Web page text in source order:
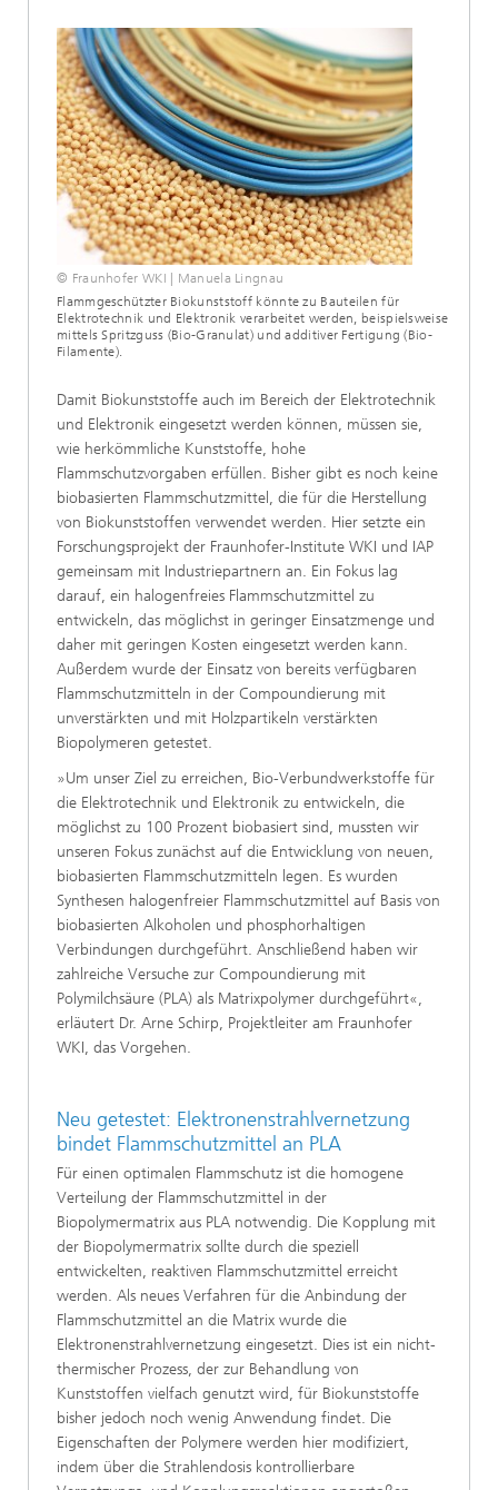
© Fraunhofer WKI | Manuela Lingnau
Flammgeschützter Biokunststoff könnte zu Bauteilen für
Elektrotechnik und Elektronik verarbeitet werden, beispielsweise
mittels Spritzguss (Bio-Granulat) und additiver Fertigung (Bio-
Filamente).
Damit Biokunststoffe auch im Bereich der Elektrotechnik
und Elektronik eingesetzt werden können, müssen sie,
wie herkömmliche Kunststoffe, hohe
Flammschutzvorgaben erfüllen. Bisher gibt es noch keine
biobasierten Flammschutzmittel, die für die Herstellung
von Biokunststoffen verwendet werden. Hier setzte ein
Forschungsprojekt der Fraunhofer-Institute WKI und IAP
gemeinsam mit Industriepartnern an. Ein Fokus lag
darauf, ein halogenfreies Flammschutzmittel zu
entwickeln, das möglichst in geringer Einsatzmenge und
daher mit geringen Kosten eingesetzt werden kann.
Außerdem wurde der Einsatz von bereits verfügbaren
Flammschutzmitteln in der Compoundierung mit
unverstärkten und mit Holzpartikeln verstärkten
Biopolymeren getestet.
»Um unser Ziel zu erreichen, Bio-Verbundwerkstoffe für
die Elektrotechnik und Elektronik zu entwickeln, die
möglichst zu 100 Prozent biobasiert sind, mussten wir
unseren Fokus zunächst auf die Entwicklung von neuen,
biobasierten Flammschutzmitteln legen. Es wurden
Synthesen halogenfreier Flammschutzmittel auf Basis von
biobasierten Alkoholen und phosphorhaltigen
Verbindungen durchgeführt. Anschließend haben wir
zahlreiche Versuche zur Compoundierung mit
Polymilchsäure (PLA) als Matrixpolymer durchgeführt«,
erläutert Dr. Arne Schirp, Projektleiter am Fraunhofer
WKI, das Vorgehen.
Neu getestet: Elektronenstrahlvernetzung
bindet Flammschutzmittel an PLA
Für einen optimalen Flammschutz ist die homogene
Verteilung der Flammschutzmittel in der
Biopolymermatrix aus PLA notwendig. Die Kopplung mit
der Biopolymermatrix sollte durch die speziell
entwickelten, reaktiven Flammschutzmittel erreicht
werden. Als neues Verfahren für die Anbindung der
Flammschutzmittel an die Matrix wurde die
Elektronenstrahlvernetzung eingesetzt. Dies ist ein nicht-
thermischer Prozess, der zur Behandlung von
Kunststoffen vielfach genutzt wird, für Biokunststoffe
bisher jedoch noch wenig Anwendung findet. Die
Eigenschaften der Polymere werden hier modifiziert,
indem über die Strahlendosis kontrollierbare